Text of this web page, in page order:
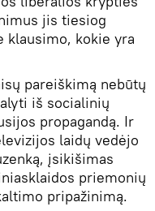
jis tiesiog
klausimo, kokie yra
pareiškimą nebūtų
iš socialinių
propagandą. Ir
laidų vedėjo
įsikišimas
priemonių
pripažinimą.